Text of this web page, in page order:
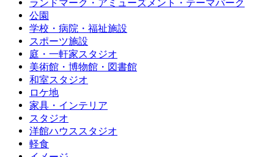
ランドマーク・アミューズメント・テーマパーク
公園
学校・病院・福祉施設
スポーツ施設
庭・一軒家スタジオ
美術館・博物館・図書館
和室スタジオ
ロケ地
家具・インテリア
スタジオ
洋館ハウススタジオ
軽食